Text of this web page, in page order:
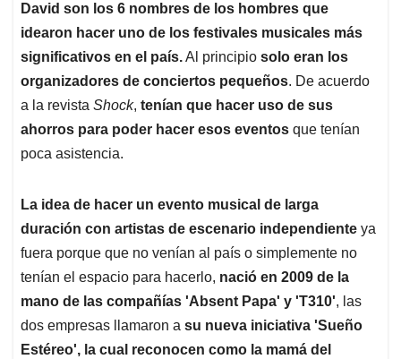
David son los 6 nombres de los hombres que
idearon hacer uno de los festivales musicales más
significativos en el país.Al principio solo eran los
organizadores de conciertos pequeños. De acuerdo
a la revista Shock, tenían que hacer uso de sus
ahorros para poder hacer esos eventos que tenían
poca asistencia.
La idea de hacer un evento musical de larga
duración con artistas de escenario independiente ya
fuera porque que no venían al país o simplemente no
tenían el espacio para hacerlo, nació en 2009 de la
mano de las compañías 'Absent Papa' y 'T310', las
dos empresas llamaron a su nueva iniciativa 'Sueño
Estéreo', la cual reconocen como la mamá del